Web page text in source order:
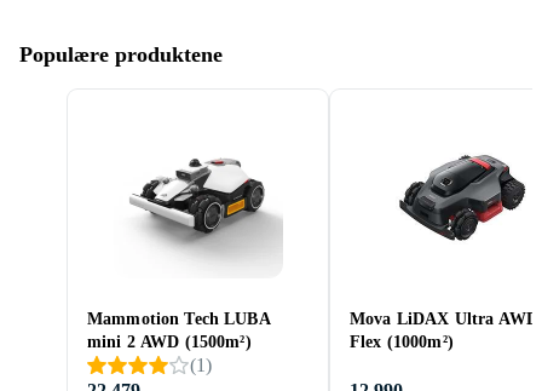
Populære produktene
Mammotion Tech LUBA
mini 2 AWD (1500m²)
(1)
Mova LiDAX Ultra AWD
Flex (1000m²)